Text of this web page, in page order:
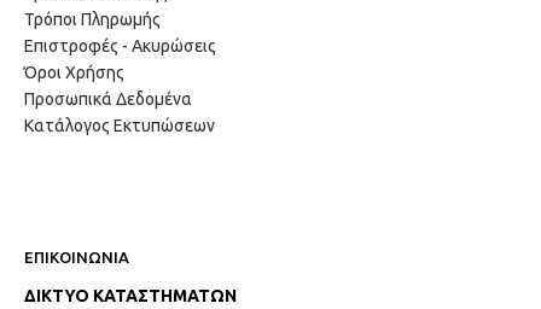
Τρόποι Πληρωμής
Επιστροφές - Ακυρώσεις
Όροι Χρήσης
Προσωπικά Δεδομένα
Κατάλογος Εκτυπώσεων
ΕΠΙΚΟΙΝΩΝΙΑ
ΔΙΚΤΥΟ ΚΑΤΑΣΤΗΜΑΤΩΝ